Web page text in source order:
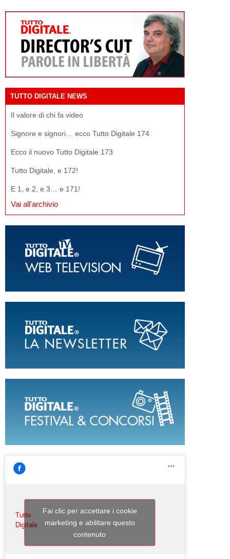
TUTTO DIGITALE NEWS
Il valore di chi fa video
Signore e signori… ecco Tutto Digitale 174
Ecco il nuovo Tutto Digitale 173
Tutto Digitale, e 172!
E 1, e 2, e 3… e 171!
Vai all'archivio
Tutto
Digitale
Fai clic per accettare i cookie
marketing e abilitare questo
contenuto